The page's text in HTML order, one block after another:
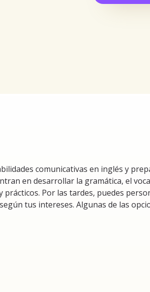
comunicativas en inglés y
en desarrollar la gramática, el
Por las tardes, puedes
tus intereses. Algunas de las